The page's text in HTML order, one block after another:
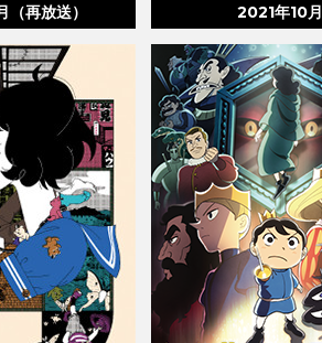
再放送） 2021年10月